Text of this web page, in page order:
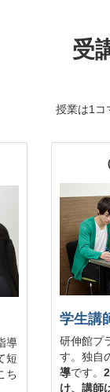
受
授業は1コ
導
短
ち
学生講
研伸館プ
す。独自
導です。
け、講師